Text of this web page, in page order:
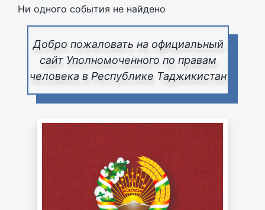
Добро пожаловать на официальный
сайт Уполномоченного по правам
человека в Республике Таджикистан
Ни одного события не найдено